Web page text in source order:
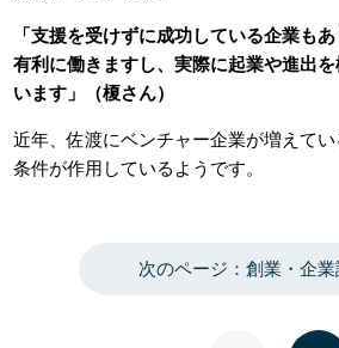
「支援を受けずに成功している企業も
有利に働きますし、実際に起業や進出
います」（榎さん）
近年、佐渡にベンチャー企業が増えて
条件が作用しているようです。
次のページ：創業・企